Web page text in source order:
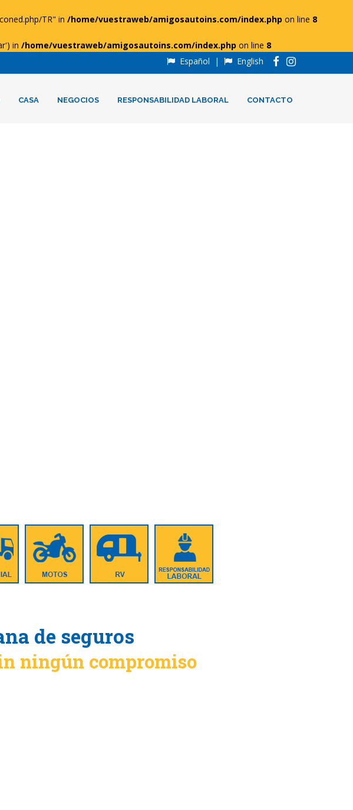
TR" in /home/vuestraweb/amigosautoins.com/index.php on line 8
in /home/vuestraweb/amigosautoins.com/index.php on line 8
Español | English
CASA NEGOCIOS RESPONSABILIDAD LABORAL CONTACTO
de seguros
ningún compromiso